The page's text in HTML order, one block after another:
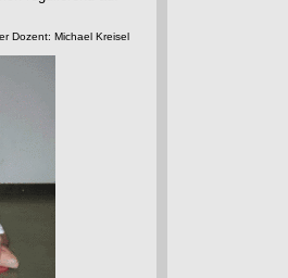
Dozent: Michael Kreisel